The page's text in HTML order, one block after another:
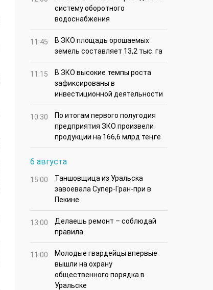
систему оборотного
водоснабжения
11:45
В ЗКО площадь орошаемых
земель составляет 13,2 тыс. га
11:15
В ЗКО высокие темпы роста
зафиксированы в
инвестиционной деятельности
10:30
По итогам первого полугодия
предприятия ЗКО произвели
продукции на 166,6 млрд теңге
6 августа
15:00
Таншовщица из Уральска
завоевала Супер-Гран-при в
Пекине
13:00
Делаешь ремонт – соблюдай
правила
11:00
Молодые гвардейцы впервые
вышли на охрану
общественного порядка в
Уральске